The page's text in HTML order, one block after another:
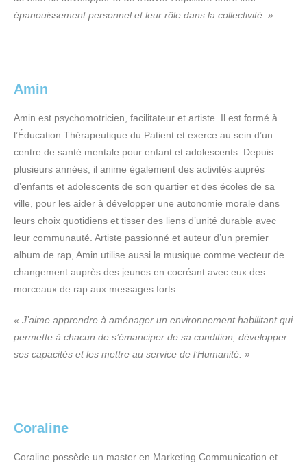
épanouissement personnel et leur rôle dans la collectivité. »
Amin
Amin est psychomotricien, facilitateur et artiste. Il est formé à
l’Éducation Thérapeutique du Patient et exerce au sein d’un
centre de santé mentale pour enfant et adolescents. Depuis
plusieurs années, il anime également des activités auprès
d’enfants et adolescents de son quartier et des écoles de sa
ville, pour les aider à développer une autonomie morale dans
leurs choix quotidiens et tisser des liens d’unité durable avec
leur communauté. Artiste passionné et auteur d’un premier
album de rap, Amin utilise aussi la musique comme vecteur de
changement auprès des jeunes en cocréant avec eux des
morceaux de rap aux messages forts.
« J’aime apprendre à aménager un environnement habilitant qui
permette à chacun de s’émanciper de sa condition, développer
ses capacités et les mettre au service de l’Humanité. »
Coraline
Coraline possède un master en Marketing Communication et